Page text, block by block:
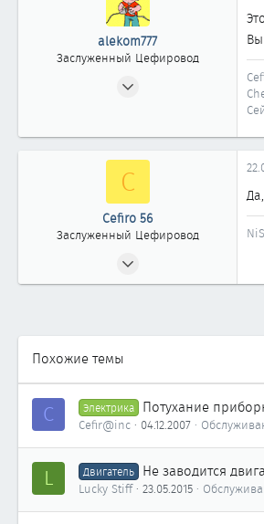
alekom777
Заслуженный Цефировод
C
Cefiro 56
Заслуженный Цефировод
1 556
Похожие темы
C Электрика Потухание
Cefir@inc 04.12.2007
L Двигатель Не заводится
Lucky Stiff 23.05.2015